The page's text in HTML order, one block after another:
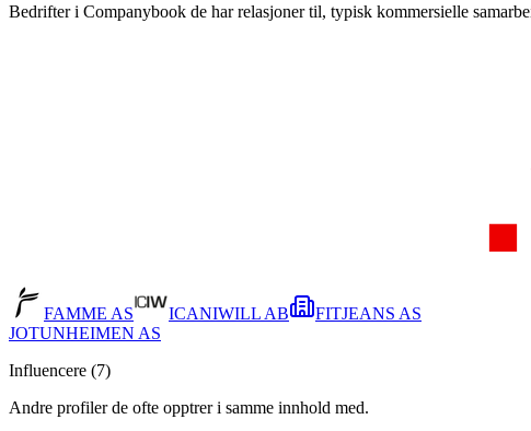
Bedrifter i Companybook de har relasjoner til, typisk kommersielle
FAMME AS ICANIWILL AB FITJEANS AS
JOTUNHEIMEN AS
Influencere (7)
Andre profiler de ofte opptrer i samme innhold med.